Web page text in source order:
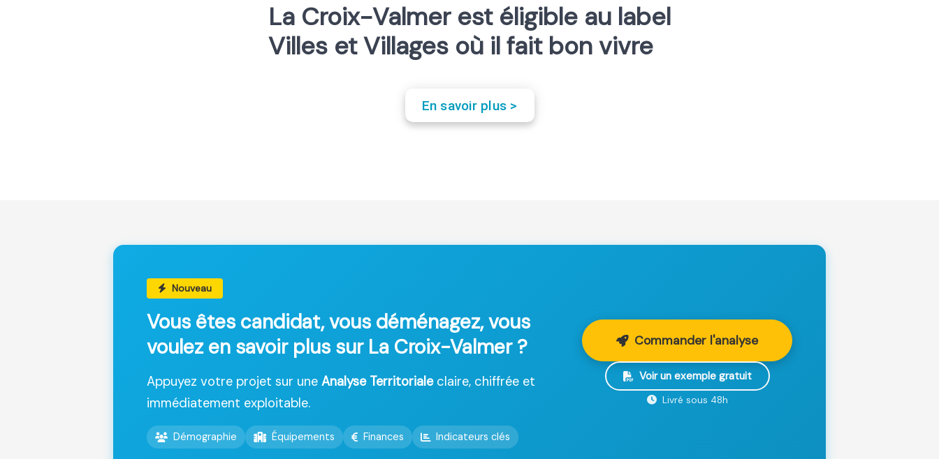
La Croix-Valmer est éligible au label
Villes et Villages où il fait bon vivre
En savoir plus >
Nouveau
Vous êtes candidat, vous déménagez, vous
voulez en savoir plus sur La Croix-Valmer ?
Appuyez votre projet sur une Analyse Territorialeclaire, chiffrée et
immédiatement exploitable.
Démographie Équipements Finances Indicateurs clés
Commander l'analyse
Voir un exemple gratuit
Livré sous 48h